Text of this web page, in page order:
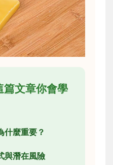
篇文章你會學
什麼重要？
與潛在風險